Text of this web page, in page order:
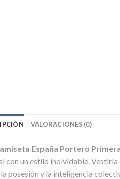
VALORACIONES (0)
España Portero
con un estilo inolvidable. Vestirla
posesión y la inteligencia